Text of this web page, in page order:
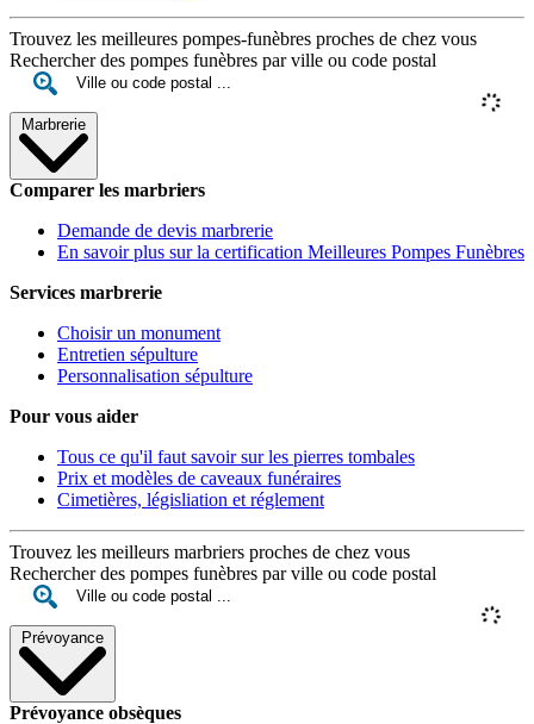
Trouvez les meilleures pompes-funèbres proches de chez vous
Rechercher des pompes funèbres par ville ou code postal
Marbrerie
Comparer les marbriers
Demande de devis marbrerie
En savoir plus sur la certification Meilleures Pompes Funèbres
Services marbrerie
Choisir un monument
Entretien sépulture
Personnalisation sépulture
Pour vous aider
Tous ce qu'il faut savoir sur les pierres tombales
Prix et modèles de caveaux funéraires
Cimetières, législiation et réglement
Trouvez les meilleurs marbriers proches de chez vous
Rechercher des pompes funèbres par ville ou code postal
Prévoyance
Prévoyance obsèques